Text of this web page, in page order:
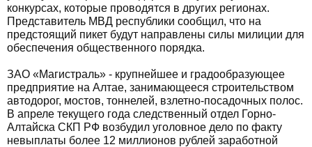
конкурсах, которые проводятся в других регионах.
Представитель МВД республики сообщил, что на
предстоящий пикет будут направлены силы милиции для
обеспечения общественного порядка.
ЗАО «Магистраль» - крупнейшее и градообразующее
предприятие на Алтае, занимающееся строительством
автодорог, мостов, тоннелей, взлетно-посадочных полос.
В апреле текущего года следственный отдел Горно-
Алтайска СКП РФ возбудил уголовное дело по факту
невыплаты более 12 миллионов рублей заработной